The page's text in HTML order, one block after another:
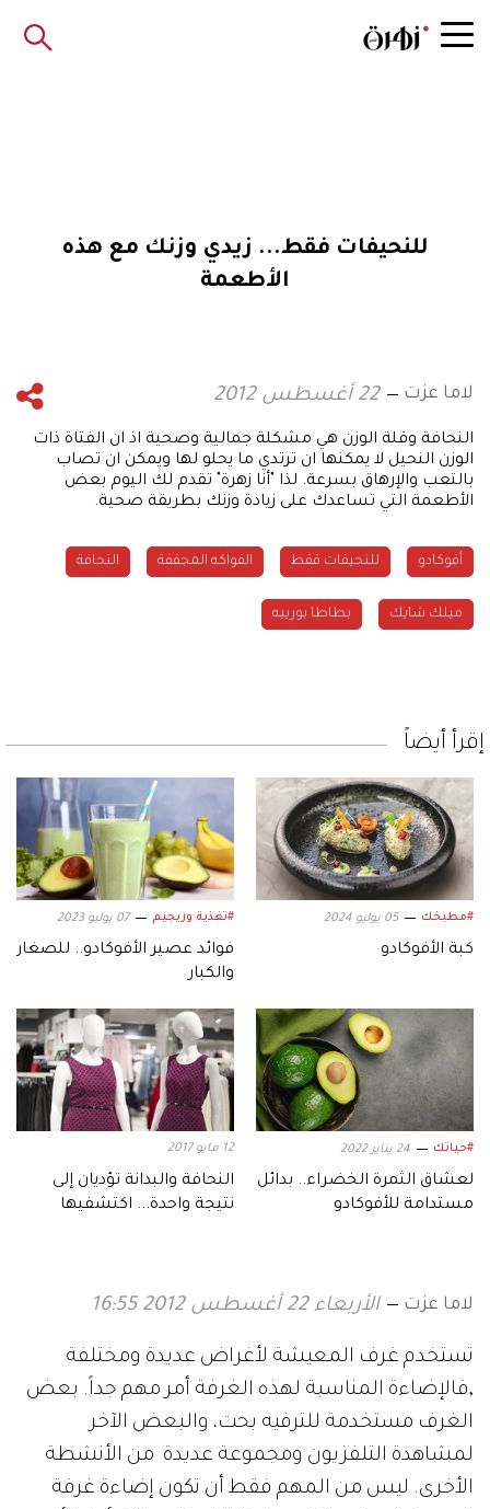
للنحيفات فقط... زيدي وزنك مع هذه
الأطعمة
لاما عزت 22 أغسطس 2012
النحافة وقلة الوزن هي مشكلة جمالية وصحية اذ ان الفتاة ذات
الوزن النحيل لا يمكنها ان ترتدي ما يحلو لها ويمكن ان تصاب
بالتعب والإرهاق بسرعة. لذا "أنا زهرة" تقدم لك اليوم بعض
الأطعمة التي تساعدك على زيادة وزنك بطريقة صحية.
أفوكادو للنحيفات فقط الفواكه المجففة النحافة
ميلك شايك بطاطا بورييه
إقرأ أيضاً
#مطبخك 05 يوليو 2024
كبة الأفوكادو
#تغذية وريجيم 07 يوليو 2023
فوائد عصير الأفوكادو.. للصغار
والكبار
#حياتك 24 يناير 2022
لعشاق الثمرة الخضراء.. بدائل
مستدامة للأفوكادو
12 مايو 2017
النحافة والبدانة تؤديان إلى
نتيجة واحدة... اكتشفيها
لاما عزت الأربعاء 22 أغسطس 2012 16:55
تستخدم غرف المعيشة لأغراض عديدة ومختلفة
,فالإضاءة المناسبة لهذه الغرفة أمر مهم جداً. بعض
الغرف مستخدمة للترفيه بحت، والبعض الآخر
لمشاهدة التلفزيون ومجموعة عديدة من الأنشطة
الأخرى. ليس من المهم فقط أن تكون إضاءة غرفة